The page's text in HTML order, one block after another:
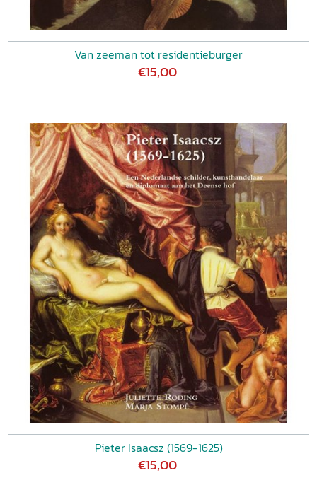
Van zeeman tot residentieburger
€15,00
Pieter Isaacsz (1569-1625)
€15,00